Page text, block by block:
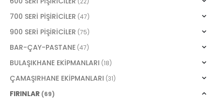
700 SERİ PİŞİRİCİLER (47)
900 SERİ PİŞİRİCİLER (75)
BAR-ÇAY-PASTANE (47)
BULAŞIKHANE EKİPMANLARI (18)
ÇAMAŞIRHANE EKİPMANLARI (31)
FIRINLAR (69)